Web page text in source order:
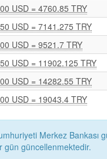
USD = 4760.85 TRY
USD = 7141.275 TRY
USD = 9521.7 TRY
USD = 11902.125 TRY
USD = 14282.55 TRY
USD = 19043.4 TRY
Merkez Bankası
gün güncellenmektedir.